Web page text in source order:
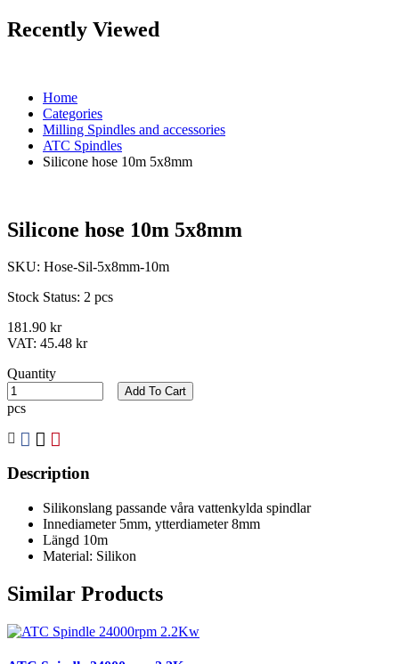
Recently Viewed
Home
Categories
Milling Spindles and accessories
ATC Spindles
Silicone hose 10m 5x8mm
Silicone hose 10m 5x8mm
SKU: Hose-Sil-5x8mm-10m
Stock Status: 2 pcs
181.90 kr
VAT: 45.48 kr
Quantity
pcs
Add To Cart
Description
Silikonslang passande våra vattenkylda spindlar
Innediameter 5mm, ytterdiameter 8mm
Längd 10m
Material: Silikon
Similar Products